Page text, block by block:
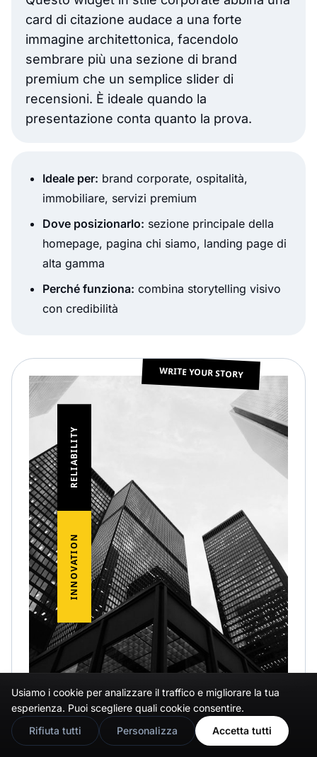
card di citazione audace a una forte
immagine architettonica, facendolo
sembrare più una sezione di brand
premium che un semplice slider di
recensioni. È ideale quando la
presentazione conta quanto la prova.
Ideale per: brand corporate, ospitalità,
immobiliare, servizi premium
Dove posizionarlo: sezione principale della
homepage, pagina chi siamo, landing page di
alta gamma
Perché funziona: combina storytelling visivo
con credibilità
Usiamo i cookie per analizzare il traffico e migliorare la tua
esperienza. Puoi scegliere quali cookie consentire.
Rifiuta tutti
Personalizza Accetta tutti
🇬🇧 Would you prefer this site in English?
View in English